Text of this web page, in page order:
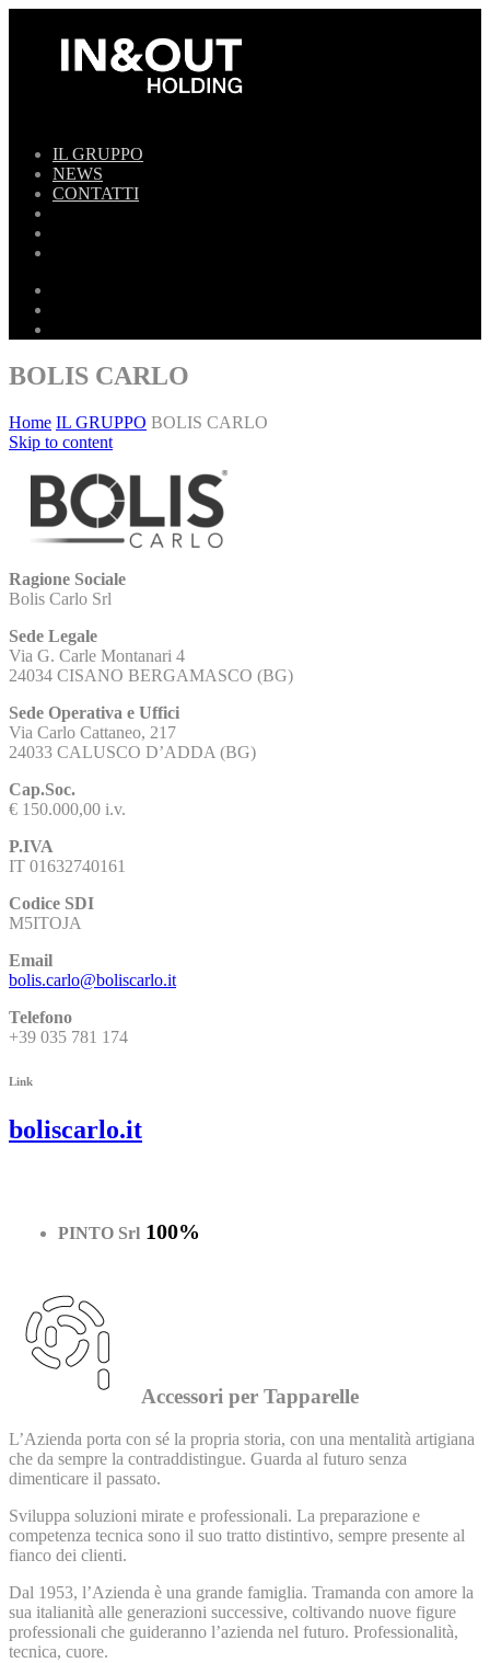
IL GRUPPO
NEWS
CONTATTI
BOLIS CARLO
Home IL GRUPPO BOLIS CARLO
Skip to content
Ragione Sociale
Bolis Carlo Srl
Sede Legale
Via G. Carle Montanari 4
24034 CISANO BERGAMASCO (BG)
Sede Operativa e Uffici
Via Carlo Cattaneo, 217
24033 CALUSCO D’ADDA (BG)
Cap.Soc.
€ 150.000,00 i.v.
P.IVA
IT 01632740161
Codice SDI
M5ITOJA
Email
bolis.carlo@boliscarlo.it
Telefono
+39 035 781 174
Link
boliscarlo.it
PINTO Srl 100%
Accessori per Tapparelle
L’Azienda porta con sé la propria storia, con una mentalità artigiana
che da sempre la contraddistingue. Guarda al futuro senza
dimenticare il passato.
Sviluppa soluzioni mirate e professionali. La preparazione e
competenza tecnica sono il suo tratto distintivo, sempre presente al
fianco dei clienti.
Dal 1953, l’Azienda è una grande famiglia. Tramanda con amore la
sua italianità alle generazioni successive, coltivando nuove figure
professionali che guideranno l’azienda nel futuro. Professionalità,
tecnica, cuore.